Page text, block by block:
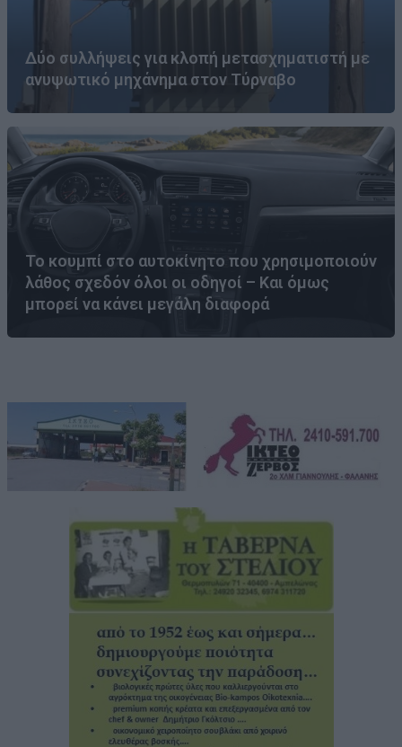
Δύο συλλήψεις για κλοπή μετασχηματιστή με
ανυψωτικό μηχάνημα στον Τύρναβο
Το κουμπί στο αυτοκίνητο που χρησιμοποιούν
λάθος σχεδόν όλοι οι οδηγοί – Και όμως
μπορεί να κάνει μεγάλη διαφορά